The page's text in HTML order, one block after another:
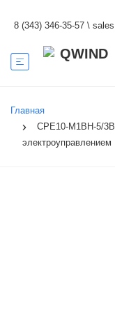
8 (343) 346-35-57 \
Главная
CPE10-M1BH-5/
электроуправлением